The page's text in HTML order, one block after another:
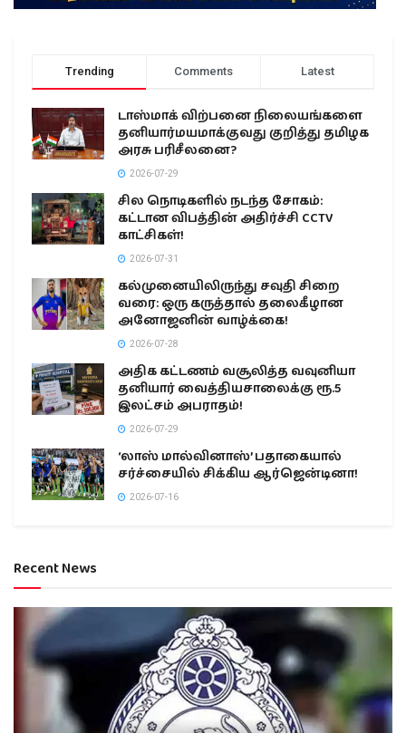
Trending Comments Latest
டாஸ்மாக் விற்பனை நிலையங்களை
தனியார்மயமாக்குவது குறித்து தமிழக
அரசு பரிசீலனை?
2026-07-29
சில நொடிகளில் நடந்த சோகம்:
கட்டான விபத்தின் அதிர்ச்சி CCTV
காட்சிகள்!
2026-07-31
கல்முனையிலிருந்து சவுதி சிறை
வரை: ஒரு கருத்தால் தலைகீழான
அனோஜனின் வாழ்க்கை!
2026-07-28
அதிக கட்டணம் வசூலித்த வவுனியா
தனியார் வைத்தியசாலைக்கு ரூ.5
இலட்சம் அபராதம்!
2026-07-29
‘லாஸ் மால்வினாஸ்’ பதாகையால்
சர்ச்சையில் சிக்கிய ஆர்ஜென்டினா!
2026-07-16
Recent News